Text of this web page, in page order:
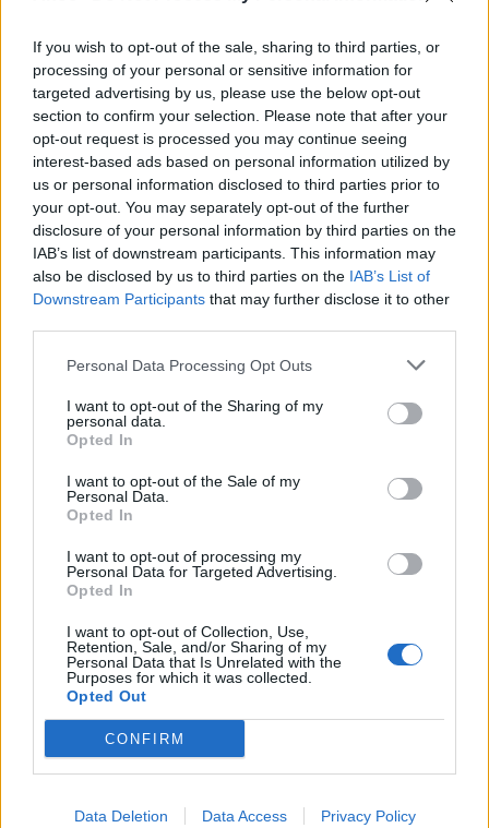
If you wish to opt-out of the sale, sharing to third parties, or
processing of your personal or sensitive information for
targeted advertising by us, please use the below opt-out
section to confirm your selection. Please note that after your
opt-out request is processed you may continue seeing
interest-based ads based on personal information utilized by
us or personal information disclosed to third parties prior to
your opt-out. You may separately opt-out of the further
disclosure of your personal information by third parties on the
IAB’s list of downstream participants. This information may
also be disclosed by us to third parties on the IAB’s List of
Downstream Participants that may further disclose it to other
Personal Data Processing Opt Outs
I want to opt-out of the Sharing of my
personal data.
Opted In
I want to opt-out of the Sale of my
Personal Data.
Opted In
I want to opt-out of processing my
Personal Data for Targeted Advertising.
Opted In
I want to opt-out of Collection, Use,
Retention, Sale, and/or Sharing of my
Personal Data that Is Unrelated with the
Purposes for which it was collected.
Opted Out
CONFIRM
Data Deletion Data Access Privacy Policy
Le Broc Café - Bar à bières
Ouvert du lundi au vendredi de 8h à 23h45
Happy Hour de 18h à 20h
INFORMATIONS PRATIQUES
LIEU
Broc Café
2 Boulevard Henri IV
34090 Montpellier
Calcul d'itinéraire
AFFICHER LA CARTE
montpellier
À LIRE AUSSI...